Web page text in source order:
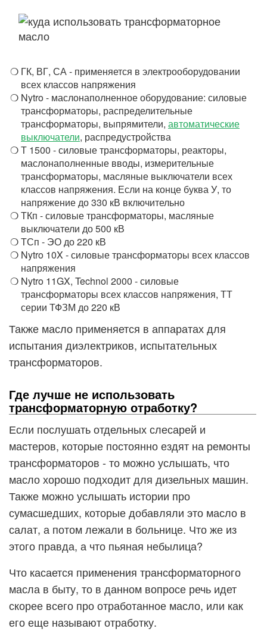
ГК, ВГ, СА - применяется в электрооборудовании
всех классов напряжения
Nytro - маслонаполненное оборудование: силовые
трансформаторы, распределительные
трансформаторы, выпрямители, автоматические
выключатели, распредустройства
Т 1500 - силовые трансформаторы, реакторы,
маслонаполненные вводы, измерительные
трансформаторы, масляные выключатели всех
классов напряжения. Если на конце буква У, то
напряжение до 330 кВ включительно
ТКп - силовые трансформаторы, масляные
выключатели до 500 кВ
ТСп - ЭО до 220 кВ
Nytro 10X - силовые трансформаторы всех классов
напряжения
Nytro 11GX, Technol 2000 - силовые
трансформаторы всех классов напряжения, ТТ
серии ТФЗМ до 220 кВ
Также масло применяется в аппаратах для
испытания диэлектриков, испытательных
трансформаторов.
Где лучше не использовать
трансформаторную отработку?
Если послушать отдельных слесарей и
мастеров, которые постоянно ездят на ремонты
трансформаторов - то можно услышать, что
масло хорошо подходит для дизельных машин.
Также можно услышать истории про
сумасшедших, которые добавляли это масло в
салат, а потом лежали в больнице. Что же из
этого правда, а что пьяная небылица?
Что касается применения трансформаторного
масла в быту, то в данном вопросе речь идет
скорее всего про отработанное масло, или как
его еще называют отработку.